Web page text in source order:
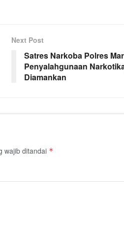
Next Post
Satres Narkoba Polres
Penyalahgunaan
Diamankan
wajib ditandai *